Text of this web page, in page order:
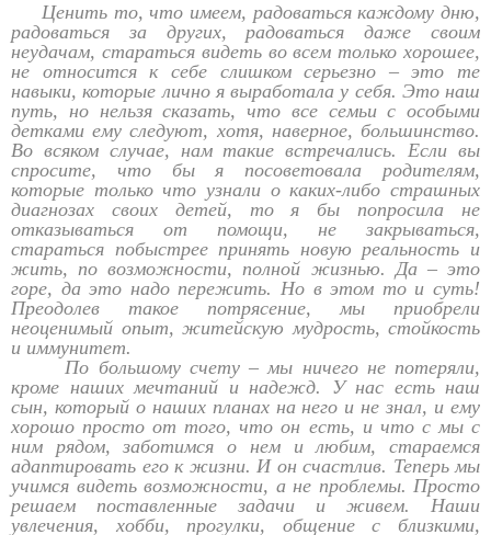
Ценить то, что имеем, радоваться каждому дню,
радоваться за других, радоваться даже своим
неудачам, стараться видеть во всем только хорошее,
не относится к себе слишком серьезно – это те
навыки, которые лично я выработала у себя. Это наш
путь, но нельзя сказать, что все семьи с особыми
детками ему следуют, хотя, наверное, большинство.
Во всяком случае, нам такие встречались. Если вы
спросите, что бы я посоветовала родителям,
которые только что узнали о каких-либо страшных
диагнозах своих детей, то я бы попросила не
отказываться от помощи, не закрываться,
стараться побыстрее принять новую реальность и
жить, по возможности, полной жизнью. Да – это
горе, да это надо пережить. Но в этом то и суть!
Преодолев такое потрясение, мы приобрели
неоценимый опыт, житейскую мудрость, стойкость
и иммунитет.
По большому счету – мы ничего не потеряли,
кроме наших мечтаний и надежд. У нас есть наш
сын, который о наших планах на него и не знал, и ему
хорошо просто от того, что он есть, и что с мы с
ним рядом, заботимся о нем и любим, стараемся
адаптировать его к жизни. И он счастлив. Теперь мы
учимся видеть возможности, а не проблемы. Просто
решаем поставленные задачи и живем. Наши
увлечения, хобби, прогулки, общение с близкими,